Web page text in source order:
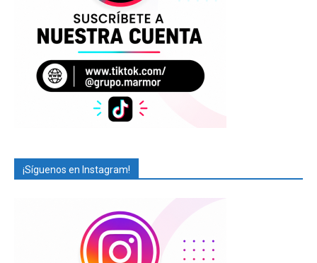
¡Síguenos en Instagram!